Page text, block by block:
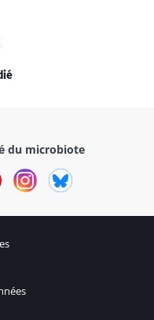
du microbiote
YouTubeInstagram